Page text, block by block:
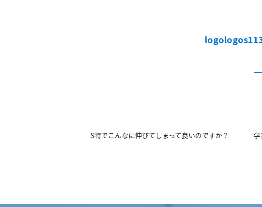
S特でこんなに伸びてしまって良いのですか？